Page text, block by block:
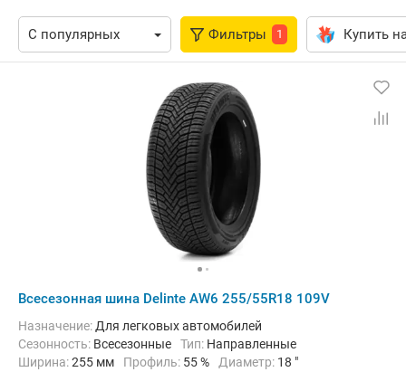
Фильтры 1 Купить
Всесезонная шина Delinte AW6 255/55R18 109V
Назначение: Для легковых автомобилей
Сезонность: Всесезонные Тип: Направленные
Ширина:255 мм Профиль: 55 % Диаметр: 18 "